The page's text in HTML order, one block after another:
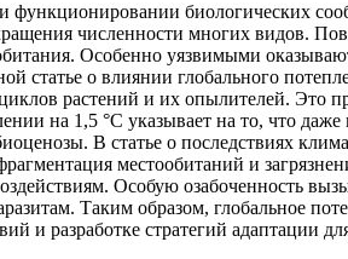
функционировании биологических
численности многих видов.
Особенно уязвимыми
статье о влиянии глобального
растений и их опылителей. Это
на 1,5 °C указывает на то, что даже
В статье о последствиях
местообитаний и
Особую озабоченность
Таким образом, глобальное
и разработке стратегий адаптации